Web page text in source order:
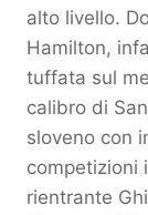
alto livello.
Hamilton,
tuffata sul
calibro di
sloveno con
competizioni
rientrante